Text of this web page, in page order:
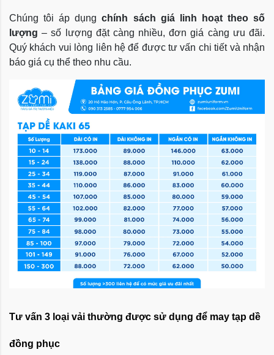
Chúng tôi áp dụngchính sách giá linh hoạt theo số
lượng – số lượng đặt càng nhiều, đơn giá càng ưu đãi.
Quý khách vui lòng liên hệ để được tư vấn chi tiết và nhận
báo giá cụ thể theo nhu cầu.
Tư vấn 3 loại vải thường được sử dụng để may tạp dề
đồng phục